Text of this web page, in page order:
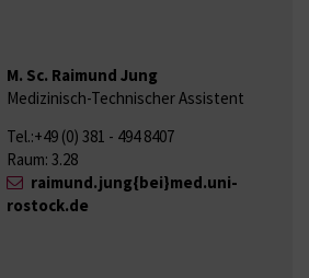
M. Sc. Raimund Jung
Medizinisch-Technischer Assistent
Tel.:+49 (0) 381 - 494 8407
Raum: 3.28
raimund.jung{bei}med.uni-
rostock.de